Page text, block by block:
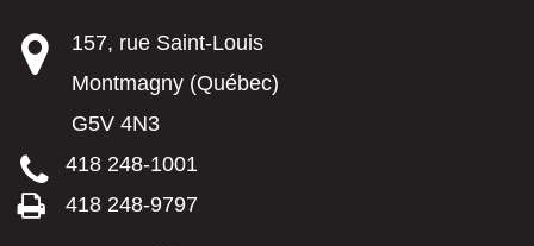
157, rue Saint-Louis
Montmagny (Québec)
G5V 4N3
418 248-1001
418 248-9797